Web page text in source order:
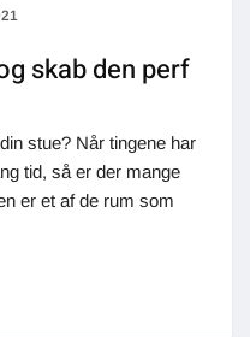
skab den perf
stue? Når tingene har
tid, så er der mange
er et af de rum som